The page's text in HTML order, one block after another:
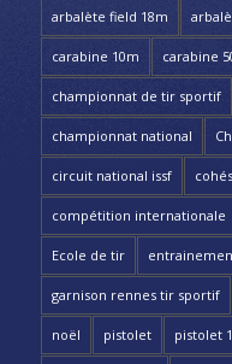
arbalète field 18m
carabine 10m carabine
championnat de tir sportif
championnat national
circuit national issf
compétition internationale
Ecole de tir
garnison rennes tir sportif
noël pistolet pistolet